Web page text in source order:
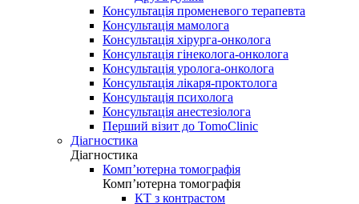
Консультація променевого терапевта
Консультація мамолога
Консультація хірурга-онколога
Консультація гінеколога-онколога
Консультація уролога-онколога
Консультація лікаря-проктолога
Консультація психолога
Консультація анестезіолога
Перший візит до TomoClinic
Діагностика
Діагностика
Комп’ютерна томографія
Комп’ютерна томографія
КТ з контрастом